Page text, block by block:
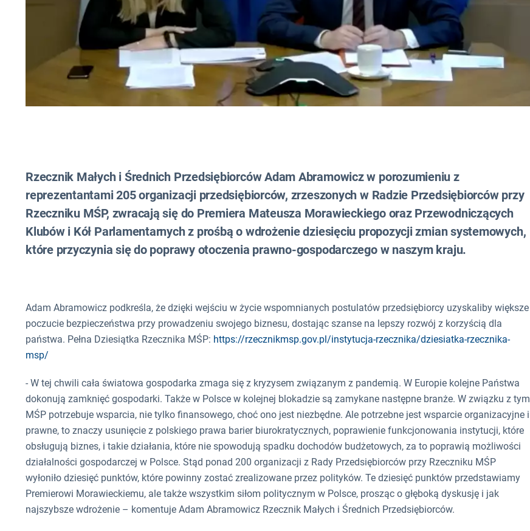
Rzecznik Małych i Średnich Przedsiębiorców Adam Abramowicz w porozumieniu z
reprezentantami 205 organizacji przedsiębiorców, zrzeszonych w Radzie Przedsiębiorców przy
Rzeczniku MŚP, zwracają się do Premiera Mateusza Morawieckiego oraz Przewodniczących
Klubów i Kół Parlamentarnych z prośbą o wdrożenie dziesięciu propozycji zmian systemowych,
które przyczynia się do poprawy otoczenia prawno-gospodarczego w naszym kraju.
Adam Abramowicz podkreśla, że dzięki wejściu w życie wspomnianych postulatów przedsiębiorcy uzyskaliby większe
poczucie bezpieczeństwa przy prowadzeniu swojego biznesu, dostając szanse na lepszy rozwój z korzyścią dla
państwa. Pełna Dziesiątka Rzecznika MŚP: https://rzecznikmsp.gov.pl/instytucja-rzecznika/dziesiatka-rzecznika-
msp/
- W tej chwili cała światowa gospodarka zmaga się z kryzysem związanym z pandemią. W Europie kolejne Państwa
dokonują zamknięć gospodarki. Także w Polsce w kolejnej blokadzie są zamykane następne branże. W związku z tym
MŚP potrzebuje wsparcia, nie tylko finansowego, choć ono jest niezbędne. Ale potrzebne jest wsparcie organizacyjne i
prawne, to znaczy usunięcie z polskiego prawa barier biurokratycznych, poprawienie funkcjonowania instytucji, które
obsługują biznes, i takie działania, które nie spowodują spadku dochodów budżetowych, za to poprawią możliwości
działalności gospodarczej w Polsce. Stąd ponad 200 organizacji z Rady Przedsiębiorców przy Rzeczniku MŚP
wyłoniło dziesięć punktów, które powinny zostać zrealizowane przez polityków. Te dziesięć punktów przedstawiamy
Premierowi Morawieckiemu, ale także wszystkim siłom politycznym w Polsce, prosząc o głęboką dyskusję i jak
najszybsze wdrożenie – komentuje Adam Abramowicz Rzecznik Małych i Średnich Przedsiębiorców.